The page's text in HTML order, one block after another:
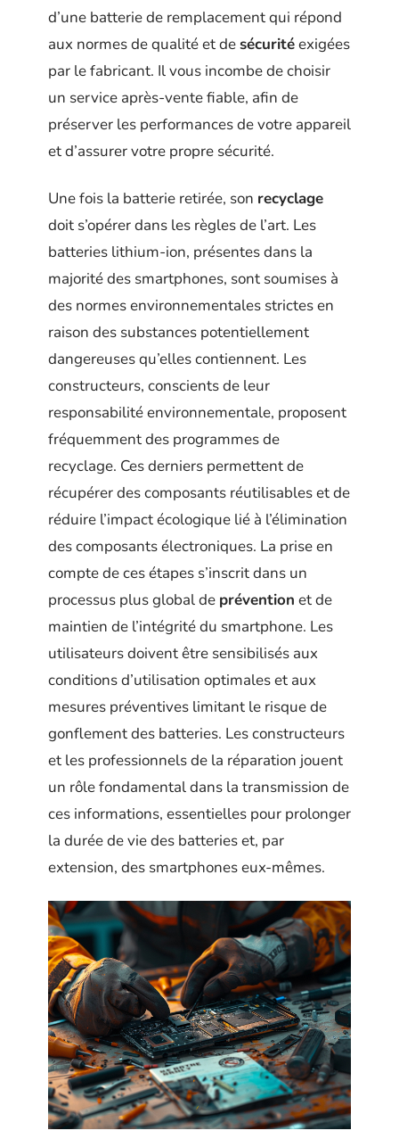
d’une batterie de remplacement qui répond
aux normes de qualité et desécuritéexigées
par le fabricant. Il vous incombe de choisir
un service après-vente fiable, afin de
préserver les performances de votre appareil
et d’assurer votre propre sécurité.
Une fois la batterie retirée, son recyclage
doit s’opérer dans les règles de l’art. Les
batteries lithium-ion, présentes dans la
majorité des smartphones, sont soumises à
des normes environnementales strictes en
raison des substances potentiellement
dangereuses qu’elles contiennent. Les
constructeurs, conscients de leur
responsabilité environnementale, proposent
fréquemment des programmes de
recyclage. Ces derniers permettent de
récupérer des composants réutilisables et de
réduire l’impact écologique lié à l’élimination
des composants électroniques. La prise en
compte de ces étapes s’inscrit dans un
processus plus global de prévention et de
maintien de l’intégrité du smartphone. Les
utilisateurs doivent être sensibilisés aux
conditions d’utilisation optimales et aux
mesures préventives limitant le risque de
gonflement des batteries. Les constructeurs
et les professionnels de la réparation jouent
un rôle fondamental dans la transmission de
ces informations, essentielles pour prolonger
la durée de vie des batteries et, par
extension, des smartphones eux-mêmes.